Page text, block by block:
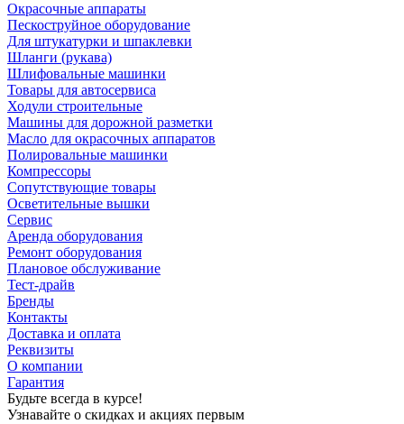
Окрасочные аппараты
Пескоструйное оборудование
Для штукатурки и шпаклевки
Шланги (рукава)
Шлифовальные машинки
Товары для автосервиса
Ходули строительные
Машины для дорожной разметки
Масло для окрасочных аппаратов
Полировальные машинки
Компрессоры
Сопутствующие товары
Осветительные вышки
Сервис
Аренда оборудования
Ремонт оборудования
Плановое обслуживание
Тест-драйв
Бренды
Контакты
Доставка и оплата
Реквизиты
О компании
Гарантия
Будьте всегда в курсе!
Узнавайте о скидках и акциях первым